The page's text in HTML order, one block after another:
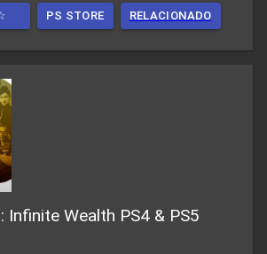
PS STORE RELACIONADO
Infinite Wealth PS4 & PS5